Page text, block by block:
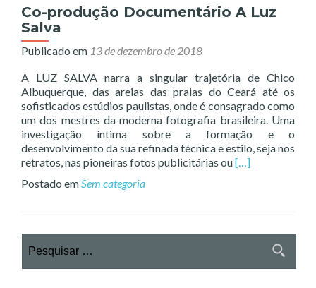
Co-produção Documentário A Luz
Salva
Publicado em 13 de dezembro de 2018
A LUZ SALVA narra a singular trajetória de Chico
Albuquerque, das areias das praias do Ceará até os
sofisticados estúdios paulistas, onde é consagrado como
um dos mestres da moderna fotografia brasileira. Uma
investigação íntima sobre a formação e o
desenvolvimento da sua refinada técnica e estilo, seja nos
retratos, nas pioneiras fotos publicitárias ouRead
Documentário
[…]
Postado emSem categoria
por: